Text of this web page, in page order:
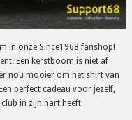
in onze Since1968 fanshop!
Een kerstboom is niet af
nou mooier om het shirt van
perfect cadeau voor jezelf,
in zijn hart heeft.